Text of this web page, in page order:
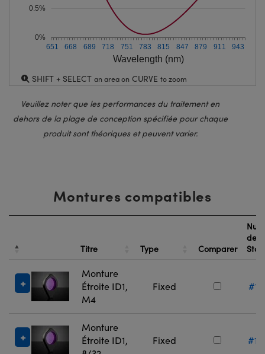
Wavelength (nm)
651 668 689 718 751 783 815 847 879 911 943
0%
0.5%
SHIFT + SELECT an area on CURVE to zoom
Veuillez noter que les performances du traitement en
dehors de la plage de conception spécifiée pour chaque
produit sont théoriques et peuvent varier.
Montures compatibles
Titre Type Comparer
de
Monture
Étroite ID1,
M4
Fixed
Monture
Étroite ID1,
Fixed